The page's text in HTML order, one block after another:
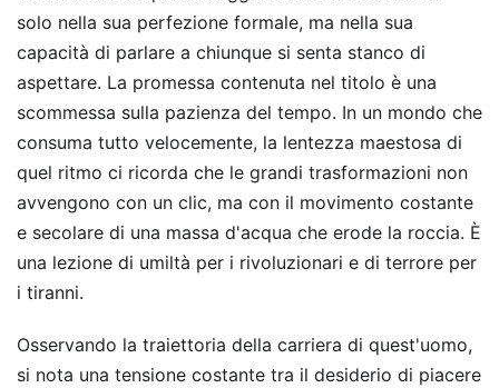
solo nella sua perfezione formale, ma nella sua
capacità di parlare a chiunque si senta stanco di
aspettare. La promessa contenuta nel titolo è una
scommessa sulla pazienza del tempo. In un mondo che
consuma tutto velocemente, la lentezza maestosa di
quel ritmo ci ricorda che le grandi trasformazioni non
avvengono con un clic, ma con il movimento costante
e secolare di una massa d'acqua che erode la roccia. È
una lezione di umiltà per i rivoluzionari e di terrore per
i tiranni.
Osservando la traiettoria della carriera di quest'uomo,
si nota una tensione costante tra il desiderio di piacere